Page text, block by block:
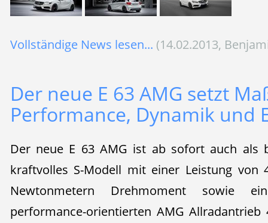
Vollständige News lesen... (14.02.2013,
Der neue E 63 AMG setzt
Performance, Dynamik und
Der neue E 63 AMG ist ab sofort auch als
kraftvolles S-Modell mit einer Leistung von
Newtonmetern Drehmoment sowie
performance-orientierten AMG Allradantrieb